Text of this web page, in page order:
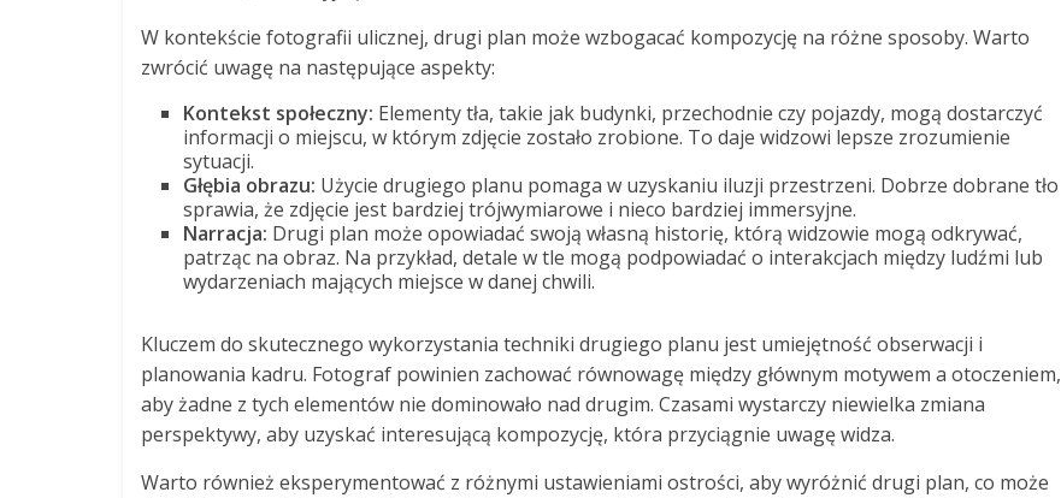
W kontekście fotografii ulicznej, drugi plan może wzbogacać kompozycję na różne sposoby. Warto
zwrócić uwagę na następujące aspekty:
Kontekst społeczny: Elementy tła, takie jak budynki, przechodnie czy pojazdy, mogą dostarczyć
informacji o miejscu, w którym zdjęcie zostało zrobione. To daje widzowi lepsze zrozumienie
sytuacji.
Głębia obrazu: Użycie drugiego planu pomaga w uzyskaniu iluzji przestrzeni. Dobrze dobrane tło
sprawia, że zdjęcie jest bardziej trójwymiarowe i nieco bardziej immersyjne.
Narracja: Drugi plan może opowiadać swoją własną historię, którą widzowie mogą odkrywać,
patrząc na obraz. Na przykład, detale w tle mogą podpowiadać o interakcjach między ludźmi lub
wydarzeniach mających miejsce w danej chwili.
Kluczem do skutecznego wykorzystania techniki drugiego planu jest umiejętność obserwacji i
planowania kadru. Fotograf powinien zachować równowagę między głównym motywem a otoczeniem,
aby żadne z tych elementów nie dominowało nad drugim. Czasami wystarczy niewielka zmiana
perspektywy, aby uzyskać interesującą kompozycję, która przyciągnie uwagę widza.
Warto również eksperymentować z różnymi ustawieniami ostrości, aby wyróżnić drugi plan, co może